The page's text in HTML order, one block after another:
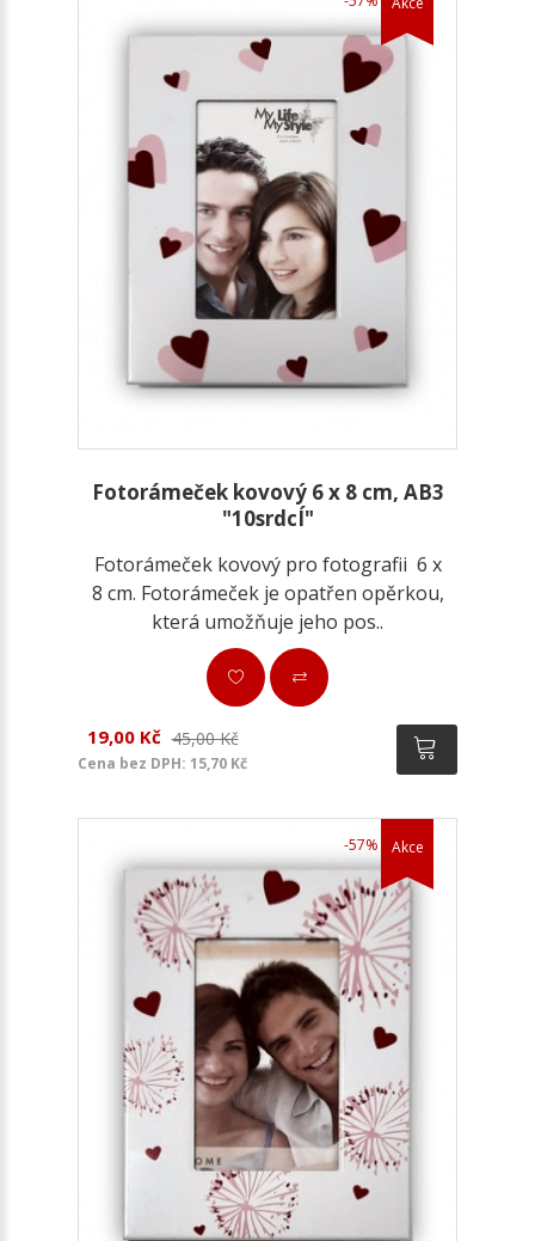
Fotorámeček kovový 6 x 8 cm, AB3
"10srdcÍ"
Fotorámeček kovový pro fotografii 6 x
8 cm. Fotorámeček je opatřen opěrkou,
která umožňuje jeho pos..
19,00 Kč 45,00 Kč
Cena bez DPH: 15,70 Kč
Akce
-57%